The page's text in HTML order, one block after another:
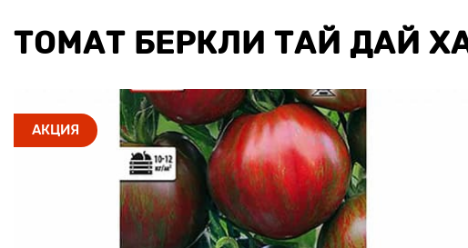
ТОМАТ БЕРКЛИ ТАЙ ДАЙ
АКЦИЯ